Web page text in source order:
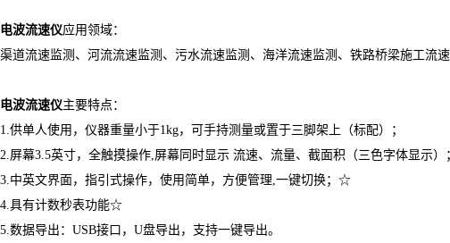
电波流速仪应用领域：
渠道流速监测、河流流速监测、污水流速监测、海洋流速监测、铁路桥梁施工流
电波流速仪主要特点：
1.供单人使用，仪器重量小于1kg，可手持测量或置于三脚架上（标配）；
2.屏幕3.5英寸，全触摸操作,屏幕同时显示 流速、流量、截面积（三色字体显示
3.中英文界面，指引式操作，使用简单，方便管理,一键切换；☆
4.具有计数秒表功能☆
5.数据导出：USB接口，U盘导出，支持一键导出。